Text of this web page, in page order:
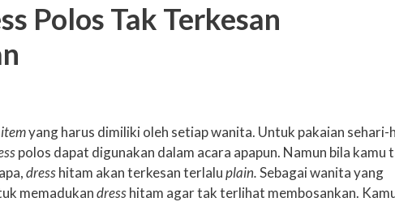
Polos Tak Terkesan
yang harus dimiliki oleh setiap wanita. Untuk pakaian sehari-
polos dapat digunakan dalam acara apapun. Namun bila kamu
dresshitam akan terkesan terlaluplain.Sebagai wanita yang
memadukandresshitam agar tak terlihat membosankan.